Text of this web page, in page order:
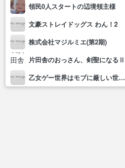
領民0人スタートの辺境領主様
文豪ストレイドッグス わん！2
株式会社マジルミエ(第2期)
片田舎のおっさん、剣聖になるⅡ
乙女ゲー世界はモブに厳しい世界です2